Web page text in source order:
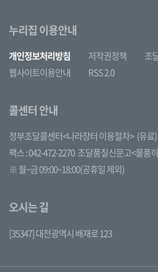
누리집 이용안내
개인정보처리방침 저작권정책
조
웹사이트이용안내
RSS 2.0
콜센터 안내
정부조달콜센터<나라장터 이용절차> (유료
팩스 : 042-472-2270 조달품질신문고<물품
※ 월~금 09:00~18:00(공휴일 제외)
오시는 길
[35347] 대전광역시 배재로 123